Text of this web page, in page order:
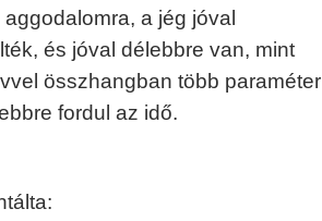
a jég jóval
és jóval délebbre van, mint
összhangban több paraméter
fordul az idő.